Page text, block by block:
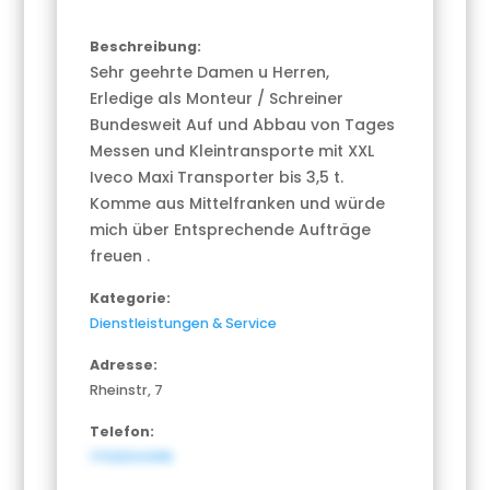
Beschreibung:
Sehr geehrte Damen u Herren,
Erledige als Monteur / Schreiner
Bundesweit Auf und Abbau von Tages
Messen und Kleintransporte mit XXL
Iveco Maxi Transporter bis 3,5 t.
Komme aus Mittelfranken und würde
mich über Entsprechende Aufträge
freuen .
Kategorie:
Dienstleistungen & Service
Adresse:
Rheinstr, 7
Telefon:
1702034496